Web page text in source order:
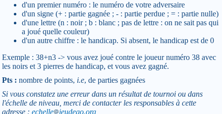
d'un premier numéro : le numéro de votre adversaire
d'un signe (+ : partie gagnée ; - : partie perdue ; = : partie nulle)
d'une lettre (n : noir ; b : blanc ; pas de lettre : on ne sait pas qui
a joué quelle couleur)
d'un autre chiffre : le handicap. Si absent, le handicap est de 0
Exemple : 38+n3 -> vous avez joué contre le joueur numéro 38 avec
les noirs et 3 pierres de handicap, et vous avez gagné.
Pts : nombre de points, i.e, de parties gagnées
Si vous constatez une erreur dans un résultat de tournoi ou dans
l'échelle de niveau, merci de contacter les responsables à cette
adresse : echelle jeudego.org